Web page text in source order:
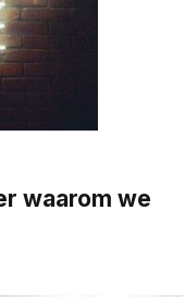
waarom we